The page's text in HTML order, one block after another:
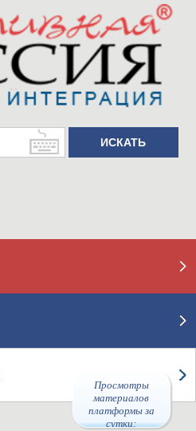
Просмотры
материалов
платформы за
сутки: